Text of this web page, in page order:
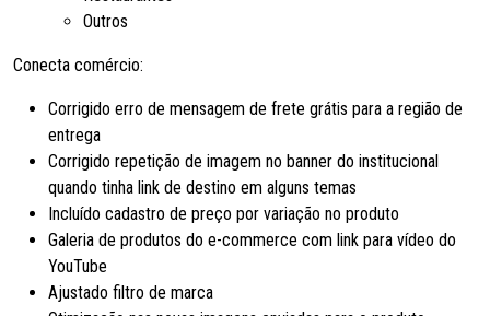
Outros
Conecta comércio:
Corrigido erro de mensagem de frete grátis para a região de
entrega
Corrigido repetição de imagem no banner do institucional
quando tinha link de destino em alguns temas
Incluído cadastro de preço por variação no produto
Galeria de produtos do e-commerce com link para vídeo do
YouTube
Ajustado filtro de marca